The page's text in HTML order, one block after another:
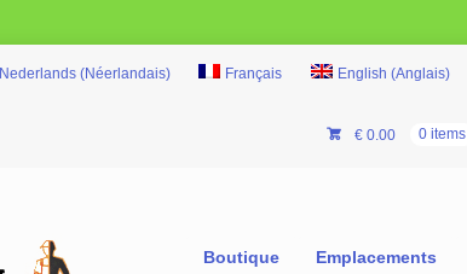
Nederlands(Néerlandais) Français English (Anglais)
€0.00 0 items
Boutique Emplacements